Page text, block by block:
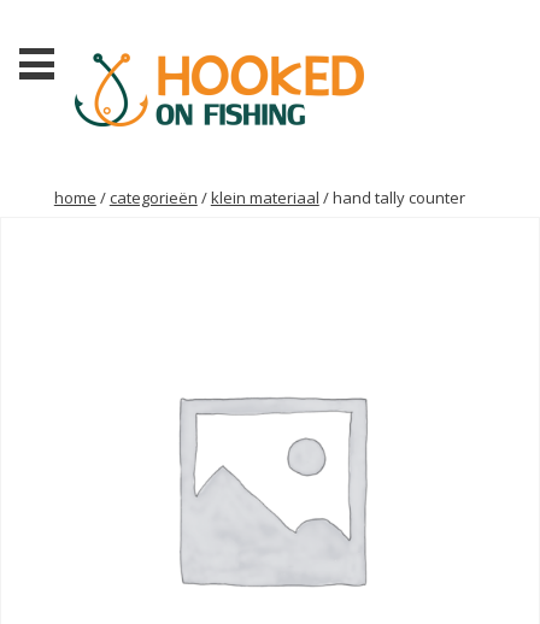
home / categorieën /klein materiaal / hand tally counter